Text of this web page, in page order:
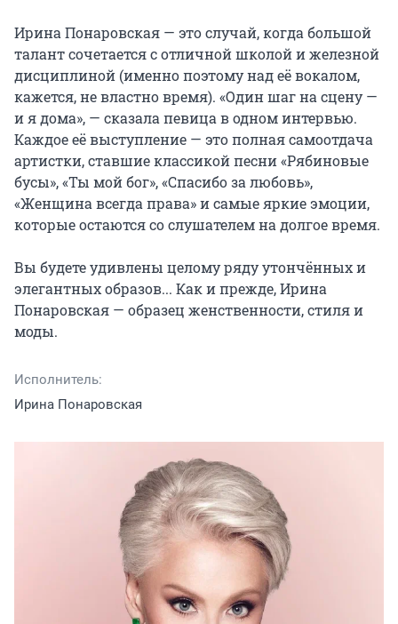
Ирина Понаровская — это случай, когда большой
талант сочетается с отличной школой и железной
дисциплиной (именно поэтому над её вокалом,
кажется, не властно время). «Один шаг на сцену —
и я дома», — сказала певица в одном интервью.
Каждое её выступление — это полная самоотдача
артистки, ставшие классикой песни «Рябиновые
бусы», «Ты мой бог», «Спасибо за любовь»,
«Женщина всегда права» и самые яркие эмоции,
которые остаются со слушателем на долгое время.
Вы будете удивлены целому ряду утончённых и
элегантных образов... Как и прежде, Ирина
Понаровская — образец женственности, стиля и
моды.
Исполнитель:
Ирина Понаровская